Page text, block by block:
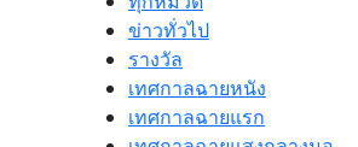
ข่าวทั่วไป
รางวัล
เทศกาลฉายหนัง
เทศกาลฉายแรก